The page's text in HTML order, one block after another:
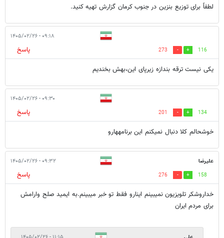
لطفاً برای توزیع بنزین در جنوب کرمان گزارش تهیه کنید.
۰۹:۱۸ - ۱۴۰۵/۰۲/۲۶
116
273
پاسخ
یکی نیست ترقه بندازه زیرپای این،بهش بخندیم
۰۹:۳۰ - ۱۴۰۵/۰۲/۲۶
134
201
پاسخ
خوشحالم کلا دنبال نمیکنم این برنامههارو
علیرضا ۰۹:۳۲ - ۱۴۰۵/۰۲/۲۶
158
276
پاسخ
خداروشکر تلویزیون نمیبینم اینارو فقط تو خبر میبینم.به ایمید صلح وارامش
برای مردم ایران